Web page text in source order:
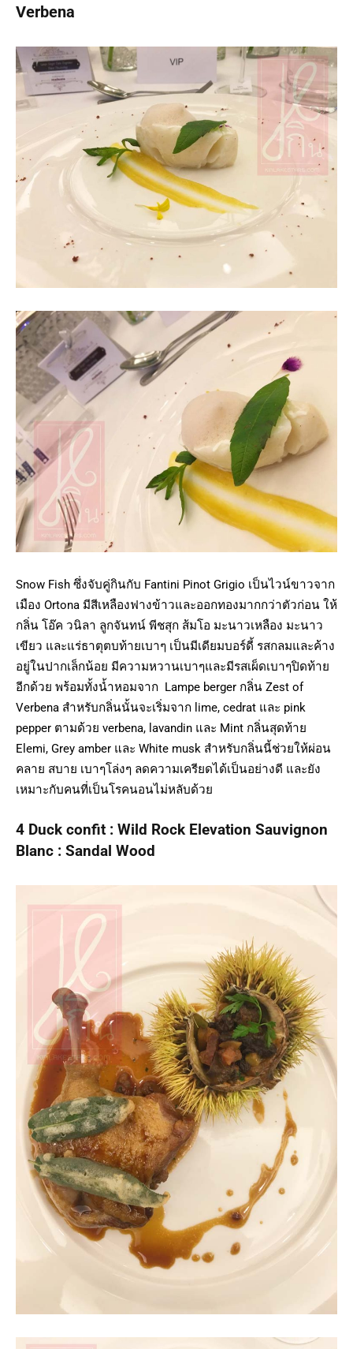
Verbena
Snow Fish ซึ่งจับคู่กินกับ Fantini Pinot Grigio เป็นไวน์ขาวจาก
เมือง Ortona มีสีเหลืองฟางข้าวและออกทองมากกว่าตัวก่อน ให้
กลิ่น โอ๊ค วนิลา ลูกจันทน์ พีชสุก ส้มโอ มะนาวเหลือง มะนาว
เขียว และแร่ธาตุตบท้ายเบาๆ เป็นมีเดียมบอร์ดี้ รสกลมและค้าง
อยู่ในปากเล็กน้อย มีความหวานเบาๆและมีรสเผ็ดเบาๆปิดท้าย
อีกด้วย พร้อมทั้งน้ำหอมจาก Lampe berger กลิ่น Zest of
Verbena สำหรับกลิ่นนั้นจะเริ่มจาก lime, cedrat และ pink
pepper ตามด้วย verbena, lavandin และ Mint กลิ่นสุดท้าย
Elemi, Grey amber และ White musk สำหรับกลิ่นนี้ช่วยให้ผ่อน
คลาย สบาย เบาๆโล่งๆ ลดความเครียดได้เป็นอย่างดี และยัง
เหมาะกับคนที่เป็นโรคนอนไม่หลับด้วย
4 Duck confit : Wild Rock Elevation Sauvignon
Blanc : Sandal Wood